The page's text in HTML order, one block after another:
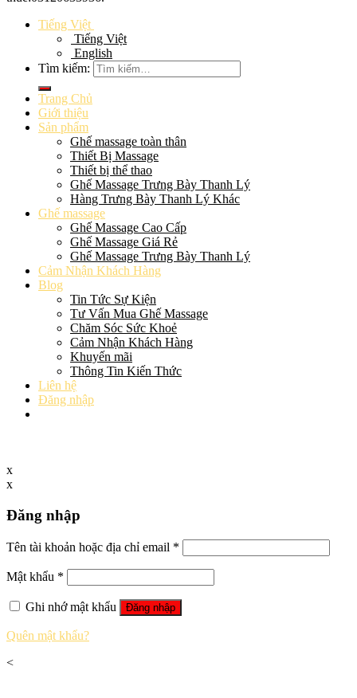
Tiếng Việt
Tiếng Việt
English
Tìm kiếm:
Trang Chủ
Giới thiệu
Sản phẩm
Ghế massage toàn thân
Thiết Bị Massage
Thiết bị thể thao
Ghế Massage Trưng Bày Thanh Lý
Hàng Trưng Bày Thanh Lý Khác
Ghế massage
Ghế Massage Cao Cấp
Ghế Massage Giá Rẻ
Ghế Massage Trưng Bày Thanh Lý
Cảm Nhận Khách Hàng
Blog
Tin Tức Sự Kiện
Tư Vấn Mua Ghế Massage
Chăm Sóc Sức Khoẻ
Cảm Nhận Khách Hàng
Khuyến mãi
Thông Tin Kiến Thức
Liên hệ
Đăng nhập
x
x
Đăng nhập
Tên tài khoản hoặc địa chỉ email *
Mật khẩu *
Ghi nhớ mật khẩu Đăng nhập
Quên mật khẩu?
<